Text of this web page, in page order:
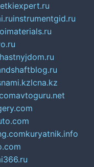
instrumentgid.ru
lcna.kz
avtoguru.net
kuryatnik.info